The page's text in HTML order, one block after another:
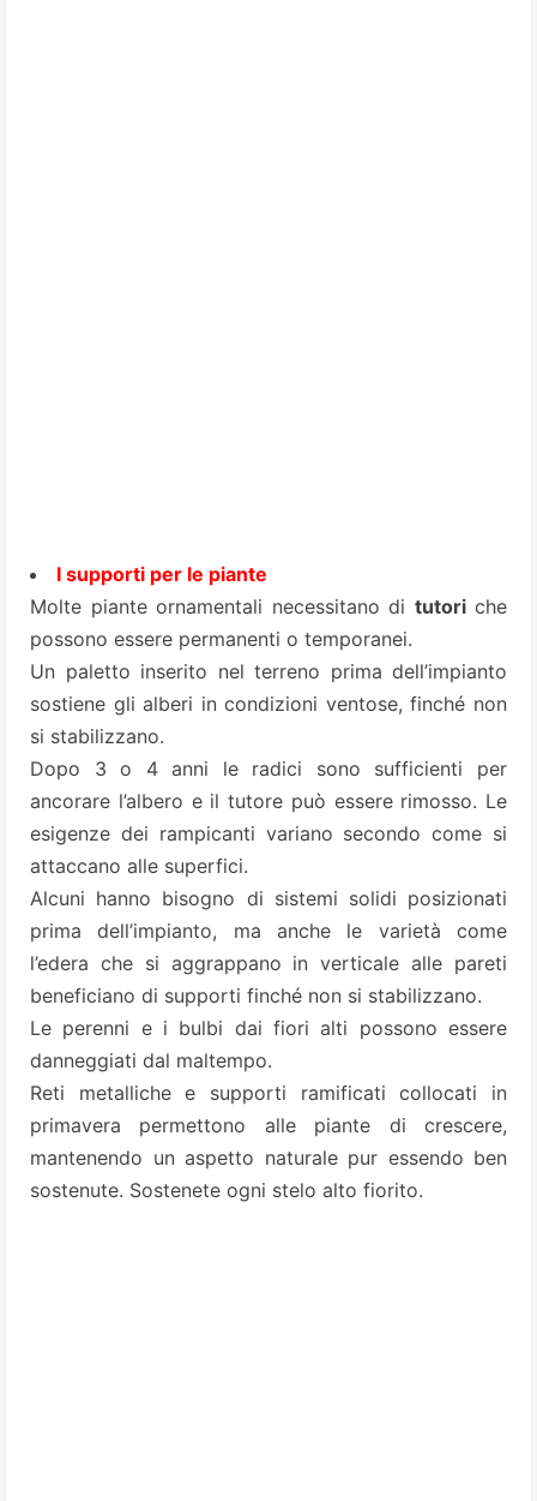
I supporti per le piante
Molte piante ornamentali necessitano di tutoriche
possono essere permanenti o temporanei.
Un paletto inserito nel terreno prima dell’impianto
sostiene gli alberi in condizioni ventose, finché non
si stabilizzano.
Dopo 3 o 4 anni le radici sono sufficienti per
ancorare l’albero e il tutore può essere rimosso. Le
esigenze dei rampicanti variano secondo come si
attaccano alle superfici.
Alcuni hanno bisogno di sistemi solidi posizionati
prima dell’impianto, ma anche le varietà come
l’edera che si aggrappano in verticale alle pareti
beneficiano di supporti finché non si stabilizzano.
Le perenni e i bulbi dai fiori alti possono essere
danneggiati dal maltempo.
Reti metalliche e supporti ramificati collocati in
primavera permettono alle piante di crescere,
mantenendo un aspetto naturale pur essendo ben
sostenute. Sostenete ogni stelo alto fiorito.